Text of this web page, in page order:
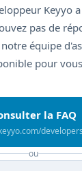
Keyyo
pas de
équipe
pour
la FAQ
developers
ou